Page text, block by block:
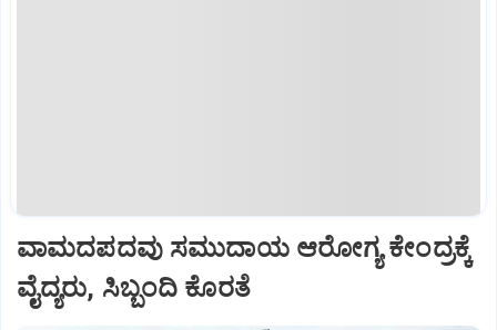
ವಾಮದಪದವು ಸಮುದಾಯ ಆರೋಗ್ಯ ಕೇಂದ್ರಕ್ಕೆ
ವೈದ್ಯರು, ಸಿಬ್ಬಂದಿ ಕೊರತೆ